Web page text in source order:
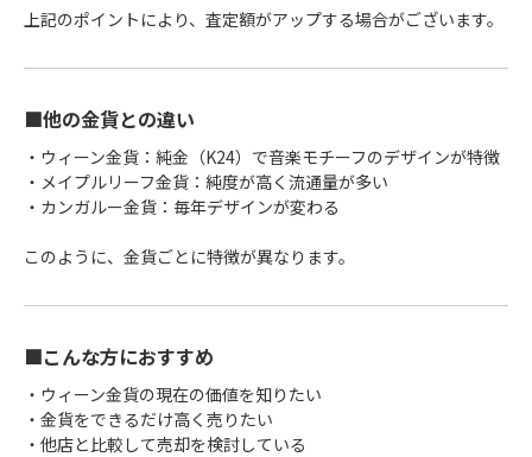
上記のポイントにより、査定額がアップする場合がございます。
■他の金貨との違い
・ウィーン金貨：純金（K24）で音楽モチーフのデザインが特徴
・メイプルリーフ金貨：純度が高く流通量が多い
・カンガルー金貨：毎年デザインが変わる
このように、金貨ごとに特徴が異なります。
■こんな方におすすめ
・ウィーン金貨の現在の価値を知りたい
・金貨をできるだけ高く売りたい
・他店と比較して売却を検討している